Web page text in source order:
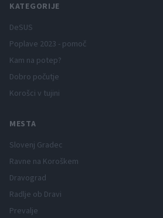
KATEGORIJE
DeSUS
Poplave 2023 - pomoč
Kam na potep?
Dobro počutje
Korošci v tujini
MESTA
Slovenj Gradec
Ravne na Koroškem
Dravograd
Radlje ob Dravi
Prevalje